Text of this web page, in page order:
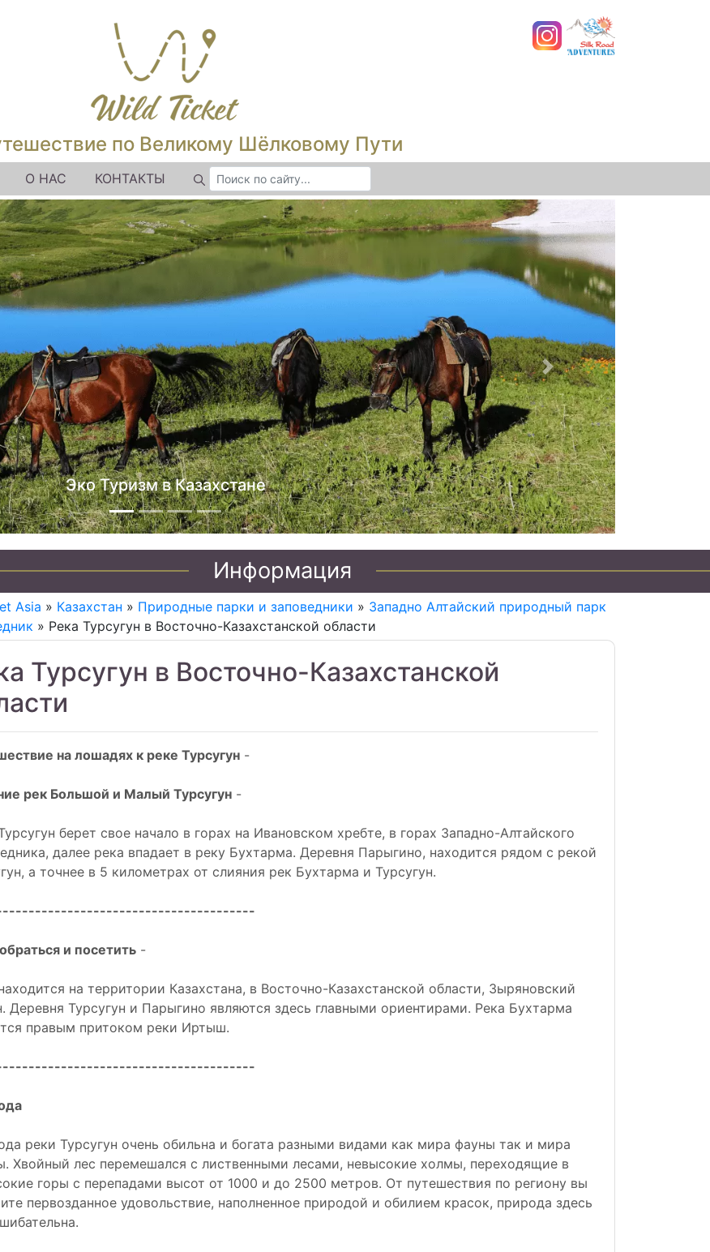
по Великому Шёлковому Пути
О НАС КОНТАКТЫ
Джип туры по Казахстану
Следующий
Информация
Asia » Казахстан » Природные парки и заповедники » Западно Алтайский природный парк
» Река Турсугун в Восточно-Казахстанской области
Турсугун в Восточно-Казахстанской
на лошадях к реке Турсугун -
рек Большой и Малый Турсугун -
берет свое начало в горах на Ивановском хребте, в горах Западно-Алтайского
далее река впадает в реку Бухтарма. Деревня Парыгино, находится рядом с рекой
а точнее в 5 километрах от слияния рек Бухтарма и Турсугун.
и посетить -
на территории Казахстана, в Восточно-Казахстанской области, Зыряновский
Деревня Турсугун и Парыгино являются здесь главными ориентирами. Река Бухтарма
правым притоком реки Иртыш.
реки Турсугун очень обильна и богата разными видами как мира фауны так и мира
Хвойный лес перемешался с лиственными лесами, невысокие холмы, переходящие в
горы с перепадами высот от 1000 и до 2500 метров. От путешествия по региону вы
первозданное удовольствие, наполненное природой и обилием красок, природа здесь